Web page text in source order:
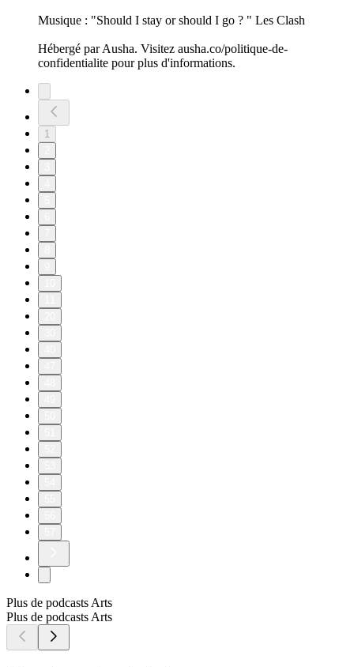
Musique : "Should I stay or should I go ? " Les Clash
Hébergé par Ausha. Visitez ausha.co/politique-de-
confidentialite pour plus d'informations.
1
Plus de podcasts Arts
Plus de podcasts Arts